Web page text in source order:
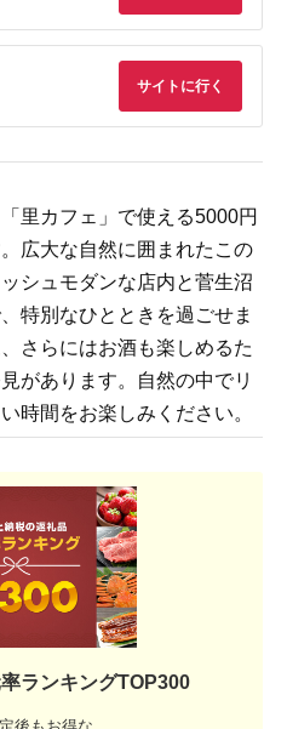
サイトに行く
里カフェ」で使える5000円
広大な自然に囲まれたこの
シュモダンな店内と菅生沼
特別なひとときを過ごせま
さらにはお酒も楽しめるた
があります。自然の中でリ
時間をお楽しみください。
ランキングTOP300